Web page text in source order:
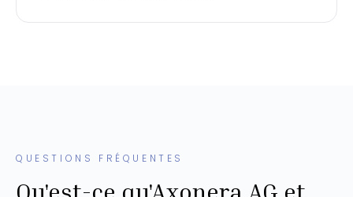
QUESTIONS FRÉQUENTES